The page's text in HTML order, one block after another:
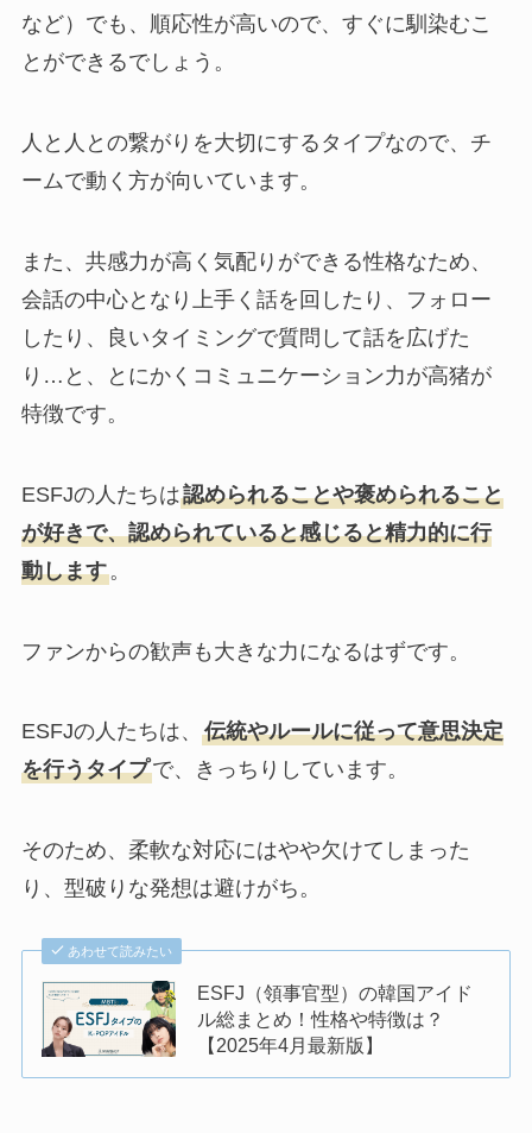
など）でも、順応性が高いので、すぐに馴染むこ
とができるでしょう。
人と人との繋がりを大切にするタイプなので、チ
ームで動く方が向いています。
また、共感力が高く気配りができる性格なため、
会話の中心となり上手く話を回したり、フォロー
したり、良いタイミングで質問して話を広げた
り…と、とにかくコミュニケーション力が高猪が
特徴です。
ESFJの人たちは認められることや褒められること
が好きで、認められていると感じると精力的に行
動します。
ファンからの歓声も大きな力になるはずです。
ESFJの人たちは、 伝統やルールに従って意思決定
を行うタイプで、きっちりしています。
そのため、柔軟な対応にはやや欠けてしまった
り、型破りな発想は避けがち。
あわせて読みたい
ESFJ（領事官型）の韓国アイド
ル総まとめ！性格や特徴は？
【2025年4月最新版】